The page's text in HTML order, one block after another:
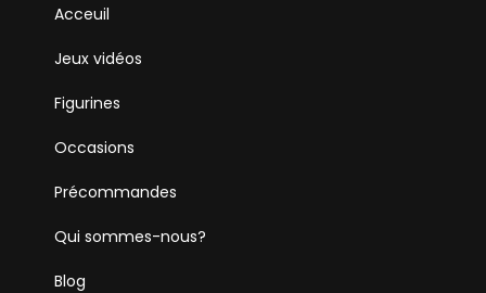
Acceuil
Jeux vidéos
Figurines
Occasions
Précommandes
Qui sommes-nous?
Blog